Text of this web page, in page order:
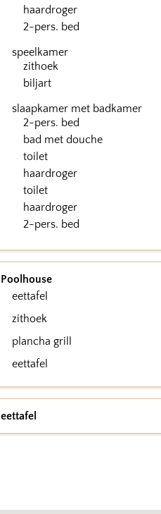
haardroger
2-pers. bed
speelkamer
zithoek
biljart
slaapkamer met badkamer
2-pers. bed
bad met douche
toilet
haardroger
toilet
haardroger
2-pers. bed
Poolhouse
eettafel
zithoek
plancha grill
eettafel
eettafel